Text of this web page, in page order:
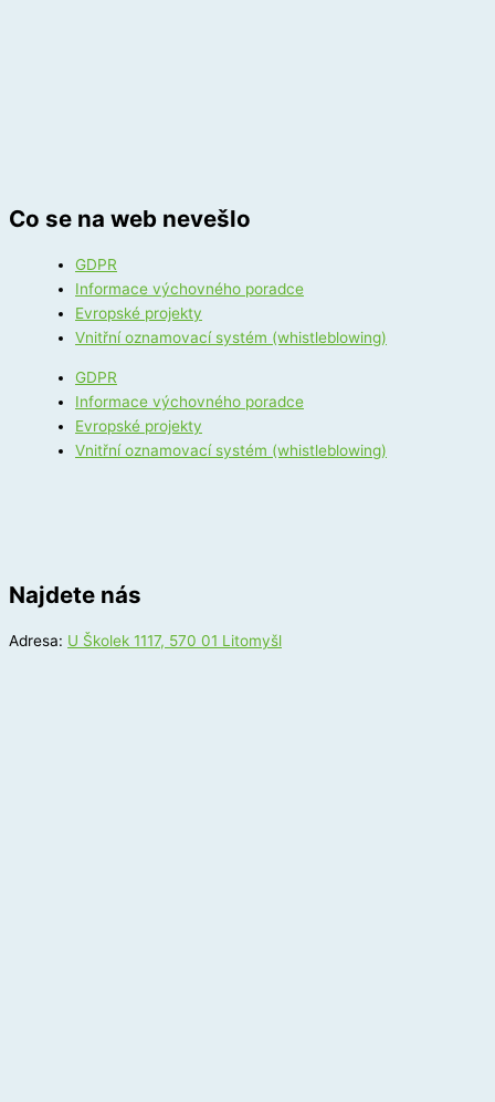
Co se na web nevešlo
GDPR
Informace výchovného poradce
Evropské projekty
Vnitřní oznamovací systém (whistleblowing)
GDPR
Informace výchovného poradce
Evropské projekty
Vnitřní oznamovací systém (whistleblowing)
Najdete nás
Adresa: U Školek 1117, 570 01 Litomyšl